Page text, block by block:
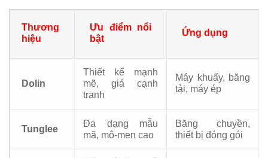
Thương
hiệu
Ưu điểm nổi
bật
Ứng dụng
Dolin
Thiết kế mạnh
mẽ, giá cạnh
tranh
Máy khuấy, băng
tải, máy ép
Tunglee
Đa dạng mẫu
mã, mô-men cao
Băng chuyền,
thiết bị đóng gói